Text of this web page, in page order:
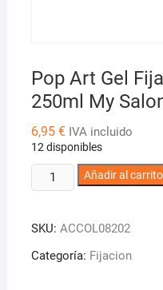
Pop Art Gel
250ml My
6,95 € IVA incluido
12 disponibles
Pop
Art
Fijacion
Extrema
Añadir al carrito
SKU: ACCOL08202
Categoría: Fijacion